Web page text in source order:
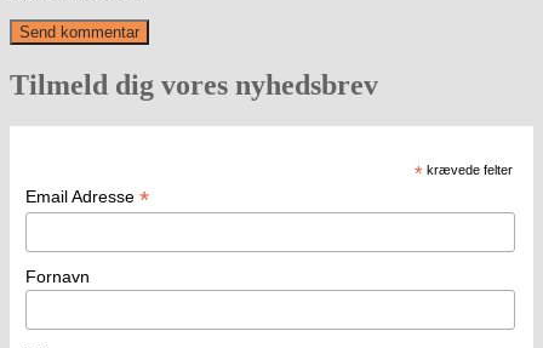
Tilmeld dig vores nyhedsbrev
* krævede felter
Email Adresse *
Fornavn